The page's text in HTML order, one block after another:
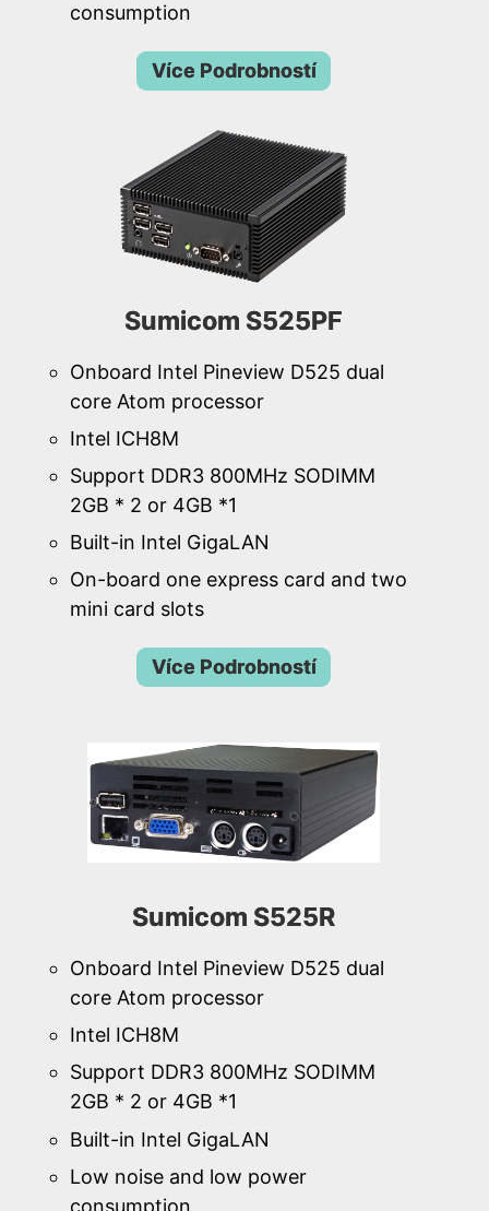
consumption
Více Podrobností
Sumicom S525PF
Onboard Intel Pineview D525 dual
core Atom processor
Intel ICH8M
Support DDR3 800MHz SODIMM
2GB * 2 or 4GB *1
Built-in Intel GigaLAN
On-board one express card and two
mini card slots
Více Podrobností
Sumicom S525R
Onboard Intel Pineview D525 dual
core Atom processor
Intel ICH8M
Support DDR3 800MHz SODIMM
2GB * 2 or 4GB *1
Built-in Intel GigaLAN
Low noise and low power
consumption